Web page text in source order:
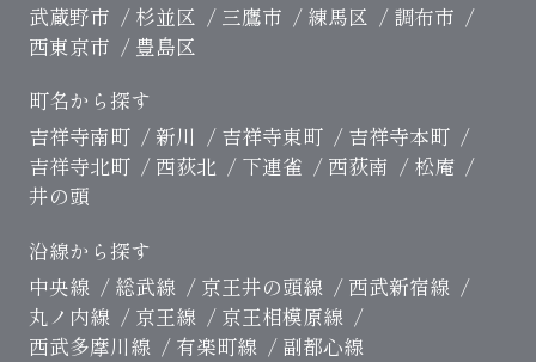
武蔵野市
杉並区 三鷹市 練馬区
調布市
西東京市
豊島区
町名から探す
吉祥寺南町
新川 吉祥寺東町
吉祥寺本町
吉祥寺北町
西荻北 下連雀 西荻南
松庵
井の頭
沿線から探す
中央線
総武線 京王井の頭線
西武新宿線
丸ノ内線
京王線
京王相模原線
西武多摩川線
有楽町線
副都心線